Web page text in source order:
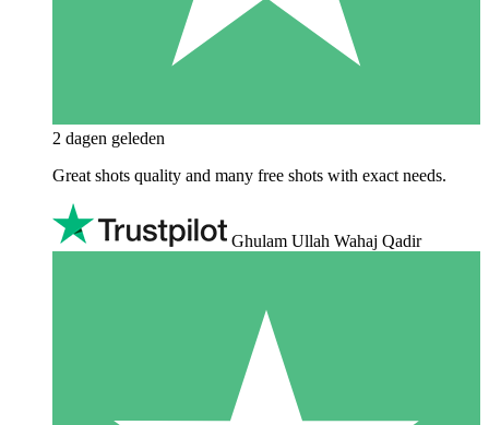
2 dagen geleden
Great shots quality and many free shots with exact needs.
Ghulam Ullah Wahaj Qadir